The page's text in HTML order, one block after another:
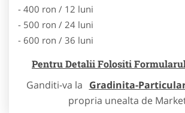
- 400 ron / 12 luni
- 500 ron / 24 luni
- 600 ron / 36 luni
Pentru Detalii Folositi
Ganditi-va la Gradinita-
propria unealta de